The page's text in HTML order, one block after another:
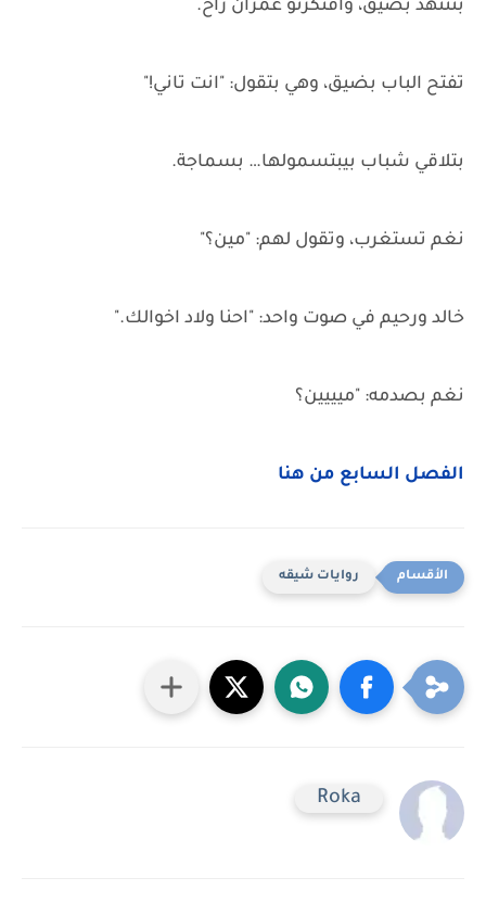
بتتنهد بضيق، وافتكرتو عمران راح.
تفتح الباب بضيق، وهي بتقول: "انت تاني!"
بتلاقي شباب بيبتسمولها… بسماجة.
نغم تستغرب، وتقول لهم: "مين؟"
خالد ورحيم في صوت واحد: "احنا ولاد اخوالك."
نغم بصدمه: "ميييين؟
الفصل السابع من هنا
روايات شيقه
Roka